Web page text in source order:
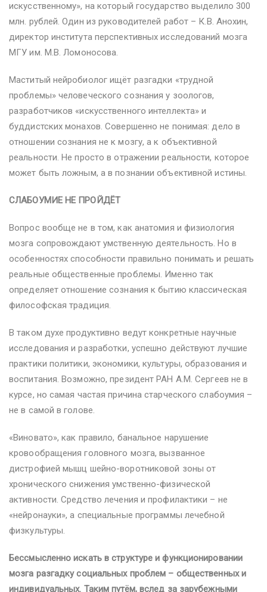
искусственному», на который государство выделило 300
млн. рублей. Один из руководителей работ – К.В. Анохин,
директор института перспективных исследований мозга
МГУ им. М.В. Ломоносова.
Маститый нейробиолог ищёт разгадки «трудной
проблемы» человеческого сознания у зоологов,
разработчиков «искусственного интеллекта» и
буддистских монахов. Совершенно не понимая: дело в
отношении сознания не к мозгу, а к объективной
реальности. Не просто в отражении реальности, которое
может быть ложным, а в познании объективной истины.
СЛАБОУМИЕ НЕ ПРОЙДЁТ
Вопрос вообще не в том, как анатомия и физиология
мозга сопровождают умственную деятельность. Но в
особенностях способности правильно понимать и решать
реальные общественные проблемы. Именно так
определяет отношение сознания к бытию классическая
философская традиция.
В таком духе продуктивно ведут конкретные научные
исследования и разработки, успешно действуют лучшие
практики политики, экономики, культуры, образования и
воспитания. Возможно, президент РАН А.М. Сергеев не в
курсе, но самая частая причина старческого слабоумия –
не в самой в голове.
«Виновато», как правило, банальное нарушение
кровообращения головного мозга, вызванное
дистрофией мышц шейно-воротниковой зоны от
хронического снижения умственно-физической
активности. Средство лечения и профилактики – не
«нейронауки», а специальные программы лечебной
физкультуры.
Бессмысленно искать в структуре и функционировании
мозга разгадку социальных проблем – общественных и
индивидуальных. Таким путём, вслед за зарубежными